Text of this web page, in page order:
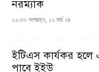
নরম্যাক
১২:৩৩ অপরাহ্ন, ১২ মার্চ ২৪
ইটিএস কার্যকর হলে
পাবে ইইউ